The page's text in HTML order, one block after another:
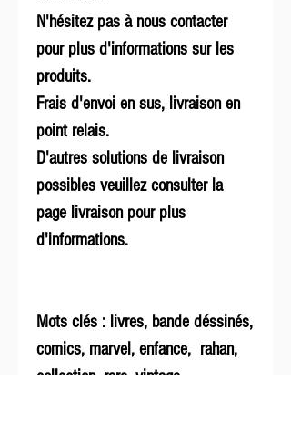
N'hésitez pas à nous contacter
pour plus d'informations sur les
produits.
Frais d'envoi en sus, livraison en
point relais.
D'autres solutions de livraison
possibles veuillez consulter la
page livraison pour plus
d'informations.
Mots clés : livres, bande déssinés,
comics, marvel, enfance, rahan,
collection, rare, vintage,